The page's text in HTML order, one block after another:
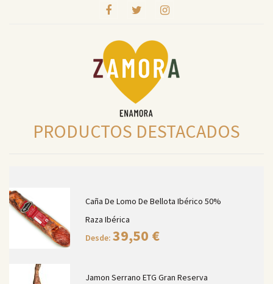
PRODUCTOS DESTACADOS
Caña De Lomo De Bellota Ibérico 50%
Raza Ibérica
Desde: 39,50 €
Jamon Serrano ETG Gran Reserva